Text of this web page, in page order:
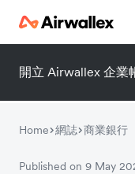
開立 Airwallex 企業
Home 網誌 商業銀行
Published on 9 May